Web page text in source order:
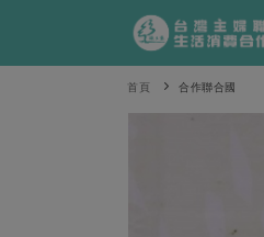
首頁 合作聯合國